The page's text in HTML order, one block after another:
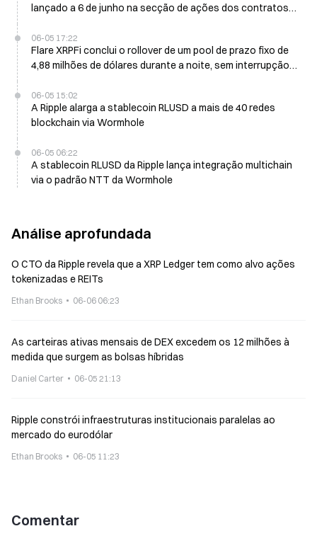
lançado a 6 de junho na secção de ações dos contratos
de 1 a 20x
06-05 17:22
Flare XRPFi conclui o rollover de um pool de prazo fixo de
4,88 milhões de dólares durante a noite, sem interrupção
06-05 15:02
A Ripple alarga a stablecoin RLUSD a mais de 40 redes
blockchain via Wormhole
06-05 06:22
A stablecoin RLUSD da Ripple lança integração multichain
via o padrão NTT da Wormhole
Análise aprofundada
O CTO da Ripple revela que a XRP Ledger tem como alvo ações
tokenizadas e REITs
Ethan Brooks 06-06 06:23
As carteiras ativas mensais de DEX excedem os 12 milhões à
medida que surgem as bolsas híbridas
Daniel Carter 06-05 21:13
Ripple constrói infraestruturas institucionais paralelas ao
mercado do eurodólar
Ethan Brooks 06-05 11:23
Comentar